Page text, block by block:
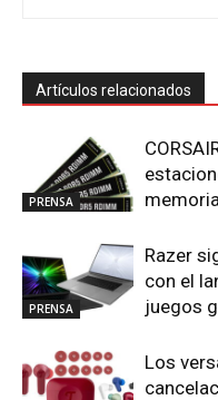
Artículos relacionados
PRENSA
PRENSA
Razer
con el
juegos
Los